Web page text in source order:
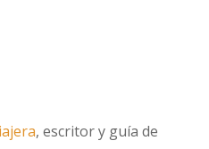
, escritor y guía de